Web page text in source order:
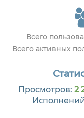
Всего
Всего активных
Просмотров: 2